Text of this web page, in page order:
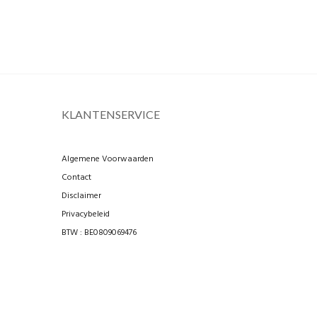
KLANTENSERVICE
Algemene Voorwaarden
Contact
Disclaimer
Privacybeleid
BTW : BE0809069476